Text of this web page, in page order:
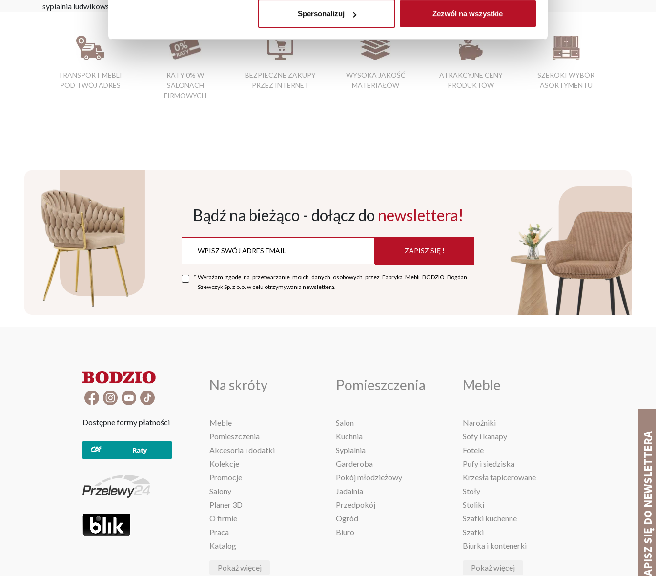
Spersonalizuj Zezwól na wszystkie
sypialnia ludwikowska
TRANSPORT MEBLI
POD TWÓJ ADRES
RATY 0% W
SALONACH
FIRMOWYCH
BEZPIECZNE ZAKUPY
PRZEZ INTERNET
WYSOKA JAKOŚĆ
MATERIAŁÓW
ATRAKCYJNE CENY
PRODUKTÓW
SZEROKI WYBÓR
ASORTYMENTU
Bądź na bieżąco - dołącz do newslettera!
ZAPISZ SIĘ !
* Wyrażam zgodę na przetwarzanie moich danych osobowych przez Fabryka Mebli BODZIO Bogdan
Szewczyk Sp. z o.o. w celu otrzymywania newslettera.
Dostępne formy płatności
Na skróty
Meble
Pomieszczenia
Akcesoria i dodatki
Kolekcje
Promocje
Salony
Planer 3D
O firmie
Praca
Katalog
Pokaż więcej
Pomieszczenia
Salon
Kuchnia
Sypialnia
Garderoba
Pokój młodzieżowy
Jadalnia
Przedpokój
Ogród
Biuro
Meble
Narożniki
Sofy i kanapy
Fotele
Pufy i siedziska
Krzesła tapicerowane
Stoły
Stoliki
Szafki kuchenne
Szafki
Biurka i kontenerki
Pokaż więcej